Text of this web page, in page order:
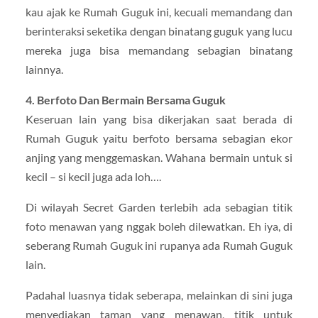
kau ajak ke Rumah Guguk ini, kecuali memandang dan
berinteraksi seketika dengan binatang guguk yang lucu
mereka juga bisa memandang sebagian binatang
lainnya.
4. Berfoto Dan Bermain Bersama Guguk
Keseruan lain yang bisa dikerjakan saat berada di
Rumah Guguk yaitu berfoto bersama sebagian ekor
anjing yang menggemaskan. Wahana bermain untuk si
kecil – si kecil juga ada loh….
Di wilayah Secret Garden terlebih ada sebagian titik
foto menawan yang nggak boleh dilewatkan. Eh iya, di
seberang Rumah Guguk ini rupanya ada Rumah Guguk
lain.
Padahal luasnya tidak seberapa, melainkan di sini juga
menyediakan taman yang menawan, titik untuk